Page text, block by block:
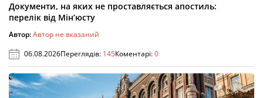
Документи, на яких не проставляється апостиль:
перелік від Мін’юсту
Автор:Автор не вказаний
06.08.2026Переглядів: 145Коментарі:0